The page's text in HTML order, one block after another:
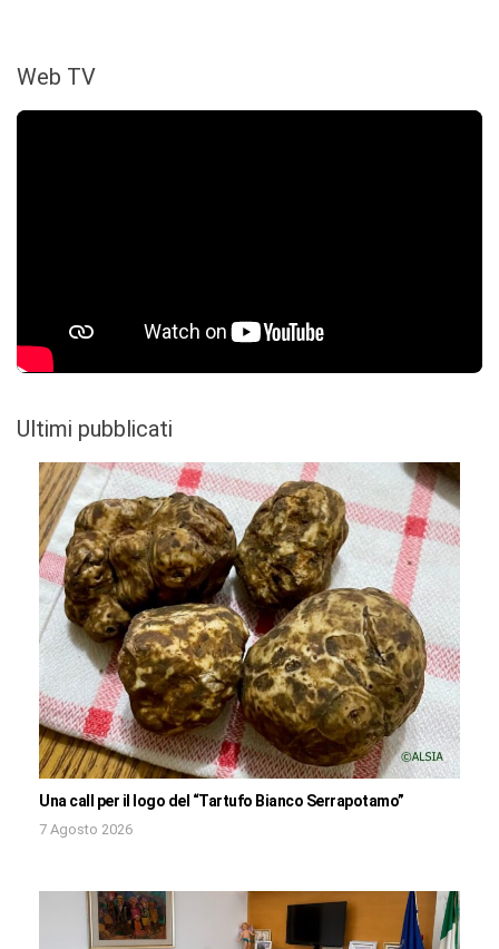
Web TV
Ultimi pubblicati
Una call per il logo del “Tartufo Bianco Serrapotamo”
7 Agosto 2026